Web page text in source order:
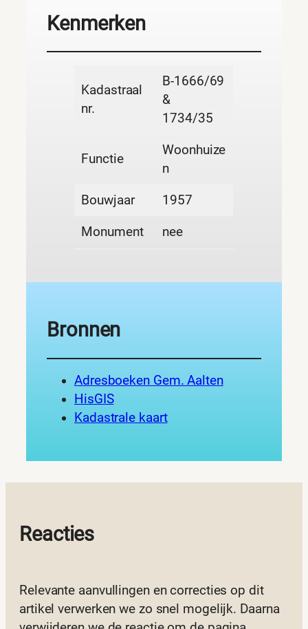
Kenmerken
Kadastraal
nr.
B-1666/69
&
1734/35
Functie
Woonhuize
n
Bouwjaar 1957
Monument nee
Bronnen
Adresboeken Gem. Aalten
HisGIS
Kadastrale kaart
Reacties
Relevante aanvullingen en correcties op dit
artikel verwerken we zo snel mogelijk. Daarna